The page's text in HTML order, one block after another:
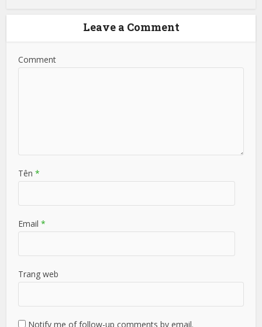
Leave a Comment
Comment
Tên*
Email*
Trang web
Notify me of follow-up comments by email.